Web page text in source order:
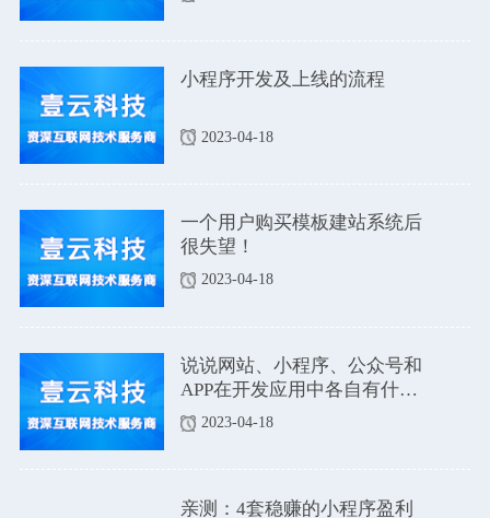
小程序开发及上线的流程
2023-04-18
一个用户购买模板建站系统后
很失望！
2023-04-18
说说网站、小程序、公众号和
APP在开发应用中各自有什么
优点和缺点吗？
2023-04-18
亲测：4套稳赚的小程序盈利